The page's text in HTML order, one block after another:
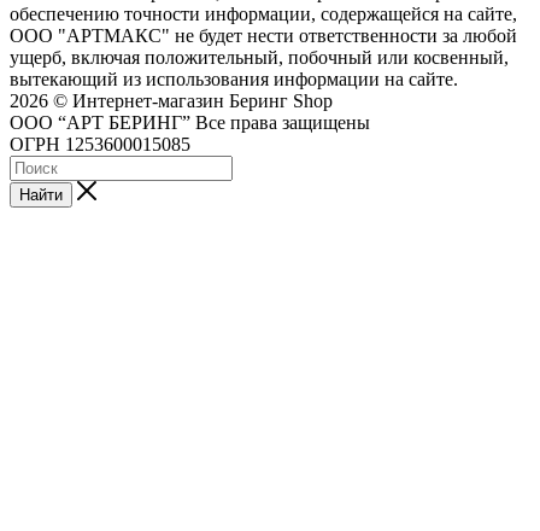
обеспечению точности информации, содержащейся на сайте,
ООО "АРТМАКС" не будет нести ответственности за любой
ущерб, включая положительный, побочный или косвенный,
вытекающий из использования информации на сайте.
2026 © Интернет-магазин Беринг Shop
ООО “АРТ БЕРИНГ” Все права защищены
ОГРН 1253600015085
Найти